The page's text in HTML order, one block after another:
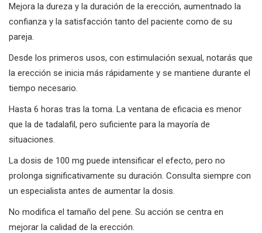
Mejora la dureza y la duración de la erección, aumentnado la
confianza y la satisfacción tanto del paciente como de su
pareja.
Desde los primeros usos, con estimulación sexual, notarás que
la erección se inicia más rápidamente y se mantiene durante el
tiempo necesario.
Hasta 6 horas tras la toma. La ventana de eficacia es menor
que la de tadalafil, pero suficiente para la mayoría de
situaciones.
La dosis de 100 mg puede intensificar el efecto, pero no
prolonga significativamente su duración. Consulta siempre con
un especialista antes de aumentar la dosis.
No modifica el tamaño del pene. Su acción se centra en
mejorar la calidad de la erección.